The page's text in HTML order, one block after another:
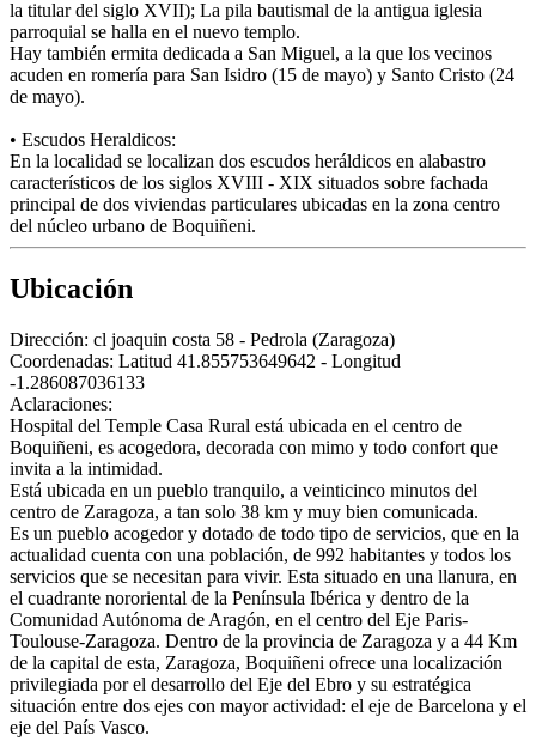
la titular del siglo XVII); La pila bautismal de la antigua iglesia
parroquial se halla en el nuevo templo.
Hay también ermita dedicada a San Miguel, a la que los vecinos
acuden en romería para San Isidro (15 de mayo) y Santo Cristo (24
de mayo).
• Escudos Heraldicos:
En la localidad se localizan dos escudos heráldicos en alabastro
característicos de los siglos XVIII - XIX situados sobre fachada
principal de dos viviendas particulares ubicadas en la zona centro
del núcleo urbano de Boquiñeni.
Ubicación
Dirección: cl joaquin costa 58 - Pedrola (Zaragoza)
Coordenadas: Latitud 41.855753649642 - Longitud
-1.286087036133
Aclaraciones:
Hospital del Temple Casa Rural está ubicada en el centro de
Boquiñeni, es acogedora, decorada con mimo y todo confort que
invita a la intimidad.
Está ubicada en un pueblo tranquilo, a veinticinco minutos del
centro de Zaragoza, a tan solo 38 km y muy bien comunicada.
Es un pueblo acogedor y dotado de todo tipo de servicios, que en la
actualidad cuenta con una población, de 992 habitantes y todos los
servicios que se necesitan para vivir. Esta situado en una llanura, en
el cuadrante nororiental de la Península Ibérica y dentro de la
Comunidad Autónoma de Aragón, en el centro del Eje Paris-
Toulouse-Zaragoza. Dentro de la provincia de Zaragoza y a 44 Km
de la capital de esta, Zaragoza, Boquiñeni ofrece una localización
privilegiada por el desarrollo del Eje del Ebro y su estratégica
situación entre dos ejes con mayor actividad: el eje de Barcelona y el
eje del País Vasco.